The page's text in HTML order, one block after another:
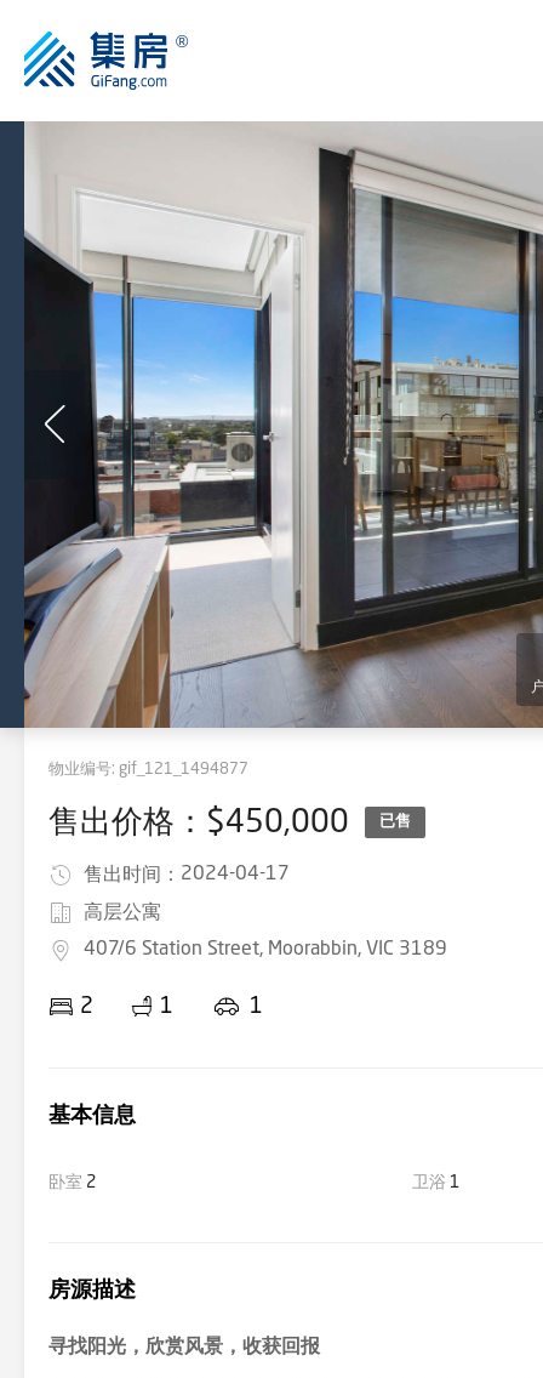
物业编号: gif_121_1494877
售出价格：$450,000 已售
售出时间： 2024-04-17
高层公寓
407/6 Station Street, Moorabbin, VIC 3189
2 1 1
基本信息
卧室 2 卫浴 1
房源描述
寻找阳光，欣赏风景，收获回报